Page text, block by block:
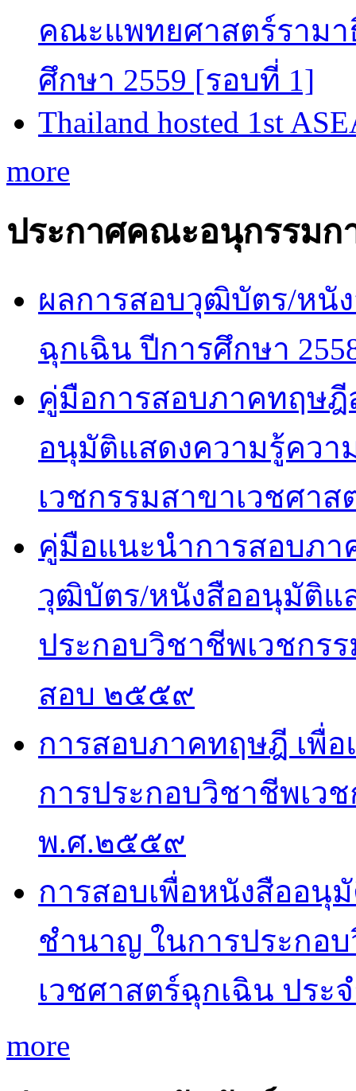
คณะแพทยศาสตร์รามา
ศึกษา 2559 [รอบที่ 1]
Thailand hosted 1st
more
ประกาศคณะอนุกรรมก
ผลการสอบวุฒิบัตร/หนั
ฉุกเฉิน ปีการศึกษา
คู่มือการสอบภาคทฤษ
อนุมัติแสดงความรู้คว
เวชกรรมสาขาเวชศา
คู่มือแนะนำการสอบภา
วุฒิบัตร/หนังสืออนุมัติแ
ประกอบวิชาชีพเวชกร
สอบ ๒๕๕๙
การสอบภาคทฤษฎี เพื่
การประกอบวิชาชีพเว
พ.ศ.๒๕๕๙
การสอบเพื่อหนังสืออนุ
ชำนาญ ในการประกอ
เวชศาสตร์ฉุกเฉิน ปร
more